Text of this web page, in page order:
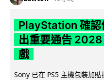
PlayStation 確認
出重要通告 2028
戲
Sony 已在 PS5 主機包裝加